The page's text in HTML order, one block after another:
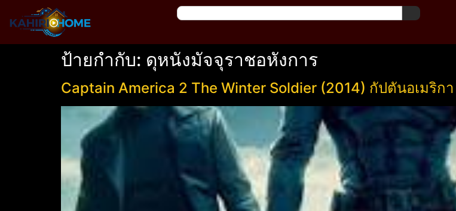
ป้ายกำกับ: ดุหนังมัจจุราชอหังการ
Captain America 2 The Winter Soldier (2014) กัปตันอเมริก